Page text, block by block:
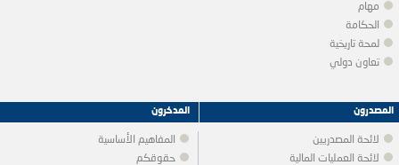
مهام
الحكامة
لمحة تاريخية
تعاون دولي
المدخرون
المفاهيم الأساسية
حقوقكم
المصدرون
لائحة المصدريين
لائحة العمليات المالية